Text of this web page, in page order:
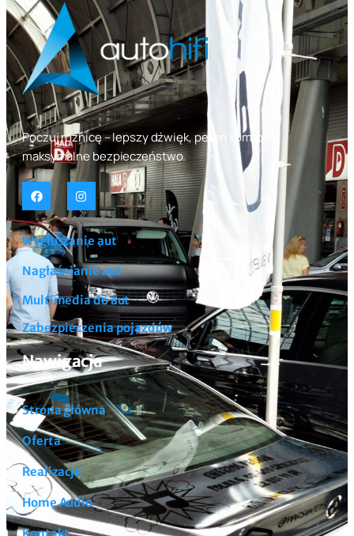
Poczuj różnicę – lepszy dźwięk, pełen komfort,
maksymalne bezpieczeństwo.
Wygłuszanie aut
Nagłaśnianie aut
Multimedia do aut
Zabezpieczenia pojazdów
Nawigacja
Strona główna
Oferta
Realizacje
Home Audio